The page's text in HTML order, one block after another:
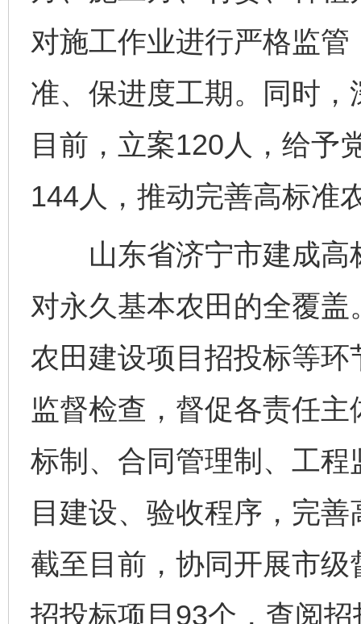
对施工作业进行严格监
准、保进度工期。同时
目前，立案120人，给予
144人，推动完善高标准
山东省济宁市建成高
对永久基本农田的全覆
农田建设项目招投标等
监督检查，督促各责任
标制、合同管理制、工
目建设、验收程序，完
截至目前，协同开展市
招投标项目93个，查阅